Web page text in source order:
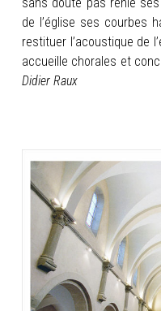
de l’église ses courbes
restituer l’acoustique de
accueille chorales et
Didier Raux